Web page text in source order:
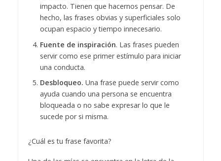
impacto. Tienen que hacernos pensar. De
hecho, las frases obvias y superficiales solo
ocupan espacio y tiempo innecesario.
Fuente de inspiración. Las frases pueden
servir como ese primer estímulo para iniciar
una conducta.
Desbloqueo. Una frase puede servir como
ayuda cuando una persona se encuentra
bloqueada o no sabe expresar lo que le
sucede por si misma.
¿Cuál es tu frase favorita?